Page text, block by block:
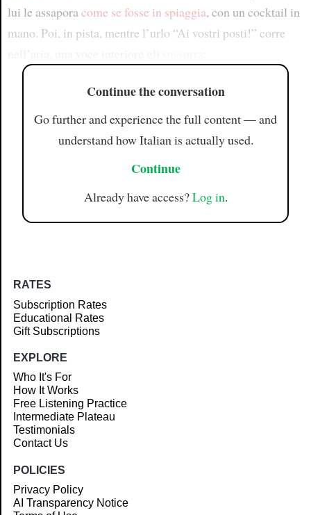
lui le assaporacome se fosse in spiaggia, con un cocktail in
mano. Poi, in pista, mentre l’urlo “Ai vostri posti!” corre
Continue the conversation
Go further and experience the full content — and
understand how Italian is actually used.
Continue
Already have access?Log in.
RATES
Subscription Rates
Educational Rates
Gift Subscriptions
EXPLORE
Who It's For
How It Works
Free Listening Practice
Intermediate Plateau
Testimonials
Contact Us
POLICIES
Privacy Policy
AI Transparency Notice